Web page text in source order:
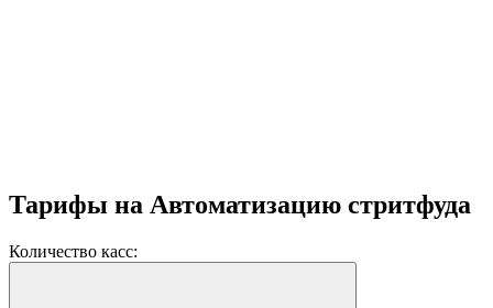
Тарифы на Автоматизацию стритфуда
Количество касс: